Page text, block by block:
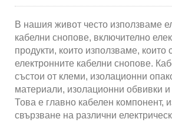
В нашия живот често използваме
кабелни снопове, включително
продукти, които използваме, които
електронните кабелни снопове.
състои от клеми, изолационни
материали, изолационни обвивки
Това е главно кабелен компонент,
свързване на различни